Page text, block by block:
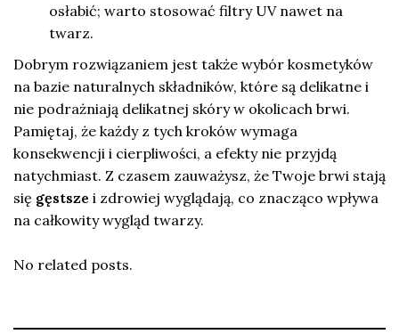
osłabić; warto stosować filtry UV nawet na
twarz.
Dobrym rozwiązaniem jest także wybór kosmetyków
na bazie naturalnych składników, które są delikatne i
nie podrażniają delikatnej skóry w okolicach brwi.
Pamiętaj, że każdy z tych kroków wymaga
konsekwencji i cierpliwości, a efekty nie przyjdą
natychmiast. Z czasem zauważysz, że Twoje brwi stają
się gęstsze i zdrowiej wyglądają, co znacząco wpływa
na całkowity wygląd twarzy.
No related posts.